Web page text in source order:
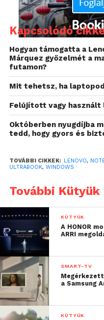
mal, belső tároló pedig
terjedő is lehet és az
ujjlenyomatolvasó illetve
X1 Carbonból.
Kapcsolódó
Hogyan támogatta a
Márquez győzelmét a
futamon?
Mit tehetsz, ha
Felújított vagy használt
Októberben nyugdíjba
tedd, hogy gyors és
TOVÁBBI CIKKEK: LENOVO,
ULTRABOOK, WINDOWS
További Kütyük
KÜTYÜK
A HONOR
ARRI
SMART-TV
a Samsung
KÜTYÜK